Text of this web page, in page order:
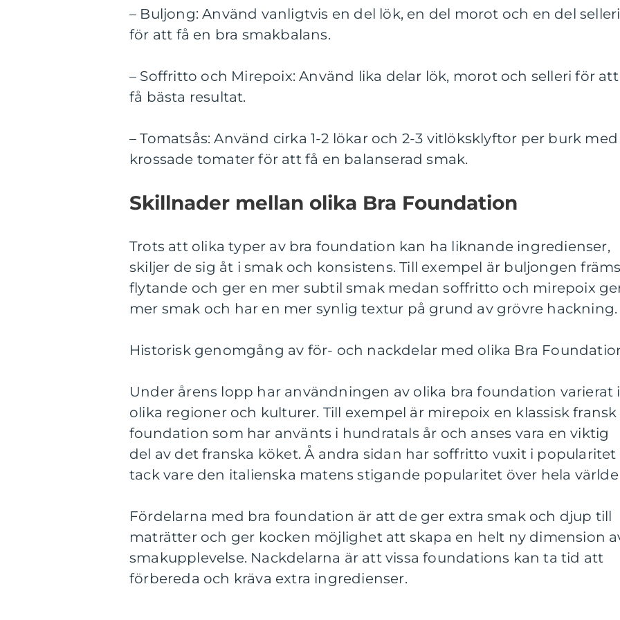
– Buljong: Använd vanligtvis en del lök, en del morot och en del selleri
för att få en bra smakbalans.
– Soffritto och Mirepoix: Använd lika delar lök, morot och selleri för att
få bästa resultat.
– Tomatsås: Använd cirka 1-2 lökar och 2-3 vitlöksklyftor per burk med
krossade tomater för att få en balanserad smak.
Skillnader mellan olika Bra Foundation
Trots att olika typer av bra foundation kan ha liknande ingredienser,
skiljer de sig åt i smak och konsistens. Till exempel är buljongen
flytande och ger en mer subtil smak medan soffritto och mirepoix
mer smak och har en mer synlig textur på grund av grövre hackning.
Historisk genomgång av för- och nackdelar med olika Bra
Under årens lopp har användningen av olika bra foundation varierat i
olika regioner och kulturer. Till exempel är mirepoix en klassisk fransk
foundation som har använts i hundratals år och anses vara en viktig
del av det franska köket. Å andra sidan har soffritto vuxit i popularitet
tack vare den italienska matens stigande popularitet över hela
Fördelarna med bra foundation är att de ger extra smak och djup till
maträtter och ger kocken möjlighet att skapa en helt ny dimension
smakupplevelse. Nackdelarna är att vissa foundations kan ta tid att
förbereda och kräva extra ingredienser.